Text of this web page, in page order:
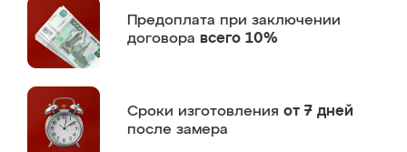
Предоплата при заключении
договора всего 10%
Сроки изготовления от 7 дней
после замера